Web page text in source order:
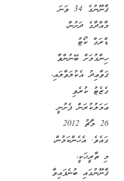
ޤާނޫނުގެ 34 ވަނަ
މާއްދާގެ ދަށުން،
ޑްރަގް ކޯޓު
ހިންގުމަށް ބޭނުންވާ
ޤަވާޢިދު އެކުލަވާލައި،
ގެޒެޓު ކުރެވި
ޢަމަލުކުރަން ފެށުނީ
26 މާޗު 2012
ގައެވެ. އެހެންކަމުން،
މި ތާރީޚަކީ،
ޤާނޫނުގައި ބުނެފައިވާ